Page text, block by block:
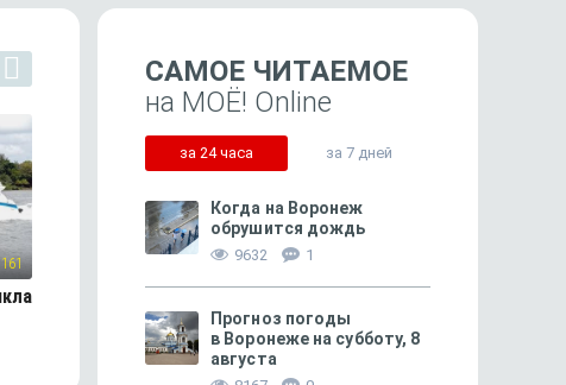
161
САМОЕ ЧИТАЕМОЕ
на МОЁ! Online
за 24 часа за 7 дней
Когда на Воронеж
обрушится дождь
9632 1
Прогноз погоды
в Воронеже на субботу, 8
августа